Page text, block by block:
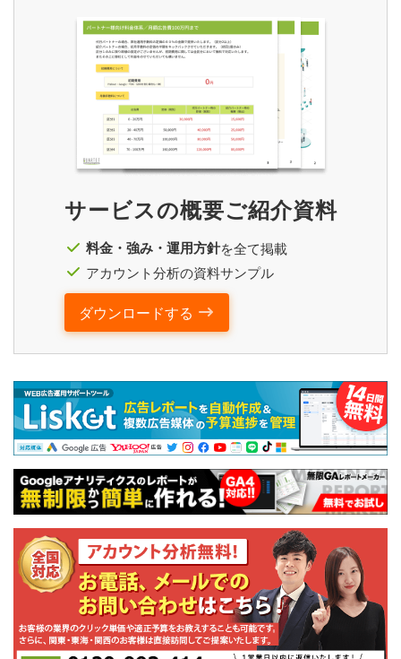
サービスの概要ご紹介資料
料金・強み・運用方針を全て掲載
アカウント分析の資料サンプル
ダウンロードする